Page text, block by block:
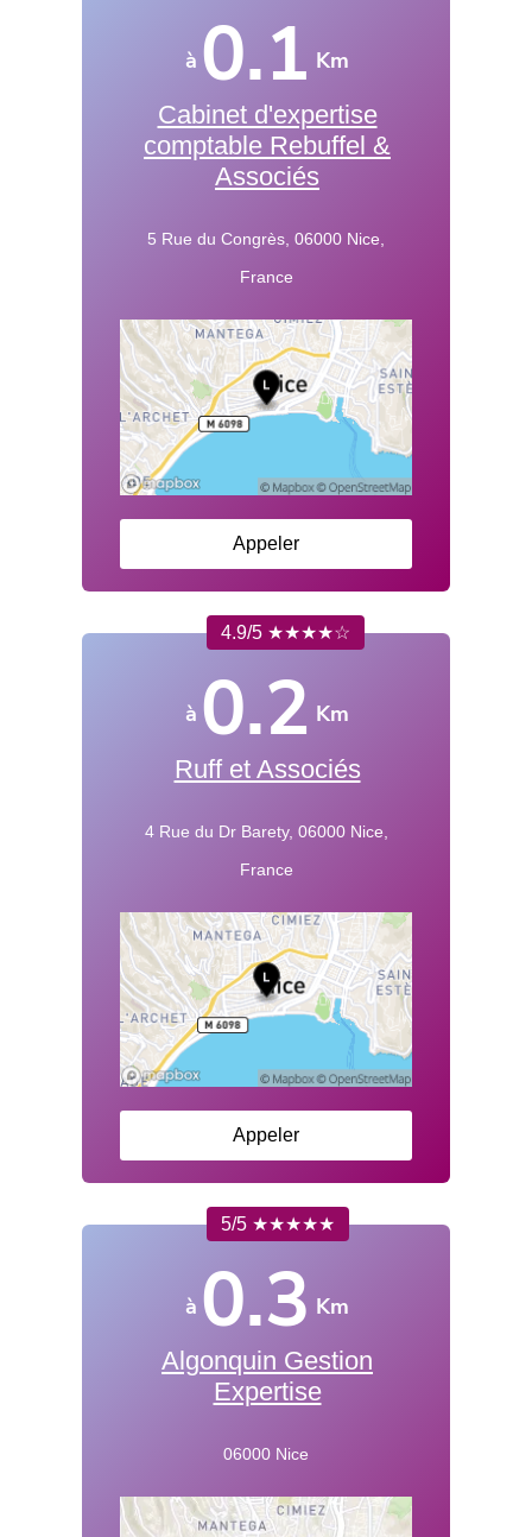
à 0.1 Km
Cabinet d'expertise
comptable Rebuffel &
Associés
5 Rue du Congrès, 06000 Nice,
France
Appeler
4.9/5 ★★★★☆
à 0.2 Km
Ruff et Associés
4 Rue du Dr Barety, 06000 Nice,
France
Appeler
5/5 ★★★★★
à 0.3 Km
Algonquin Gestion
Expertise
06000 Nice